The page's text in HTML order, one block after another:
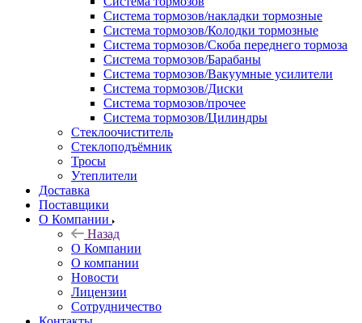
Система тормозов/накладки тормозные
Система тормозов/Колодки тормозные
Система тормозов/Скоба переднего тормоза
Система тормозов/Барабаны
Система тормозов/Вакуумные усилители
Система тормозов/Диски
Система тормозов/прочее
Система тормозов/Цилиндры
Стеклоочиститель
Стеклоподъёмник
Тросы
Утеплители
Доставка
Поставщики
О Компании
Назад
О Компании
О компании
Новости
Лицензии
Сотрудничество